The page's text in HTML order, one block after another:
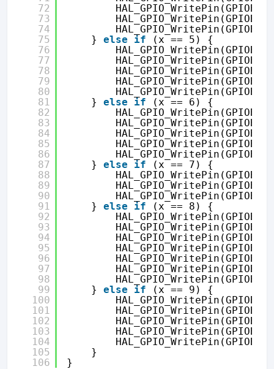
72
73
74
75
76
77
78
79
80
81
82
83
84
85
86
87
88
89
90
91
92
93
94
95
96
97
98
99
100
101
102
103
104
105
106
HAL_GPIO_WritePin(GPIOB,
HAL_GPIO_WritePin(GPIOB,
HAL_GPIO_WritePin(GPIOB,
} else if
(x == 5) {
HAL_GPIO_WritePin(GPIOB,
HAL_GPIO_WritePin(GPIOB,
HAL_GPIO_WritePin(GPIOB,
HAL_GPIO_WritePin(GPIOB,
HAL_GPIO_WritePin(GPIOB,
} else if
(x == 6) {
HAL_GPIO_WritePin(GPIOB,
HAL_GPIO_WritePin(GPIOB,
HAL_GPIO_WritePin(GPIOB,
HAL_GPIO_WritePin(GPIOB,
HAL_GPIO_WritePin(GPIOB,
} else if
(x == 7) {
HAL_GPIO_WritePin(GPIOB,
HAL_GPIO_WritePin(GPIOB,
HAL_GPIO_WritePin(GPIOB,
} else if
(x == 8) {
HAL_GPIO_WritePin(GPIOB,
HAL_GPIO_WritePin(GPIOB,
HAL_GPIO_WritePin(GPIOB,
HAL_GPIO_WritePin(GPIOB,
HAL_GPIO_WritePin(GPIOB,
HAL_GPIO_WritePin(GPIOB,
HAL_GPIO_WritePin(GPIOB,
} else if
(x == 9) {
HAL_GPIO_WritePin(GPIOB,
HAL_GPIO_WritePin(GPIOB,
HAL_GPIO_WritePin(GPIOB,
HAL_GPIO_WritePin(GPIOB,
HAL_GPIO_WritePin(GPIOB,
}
}